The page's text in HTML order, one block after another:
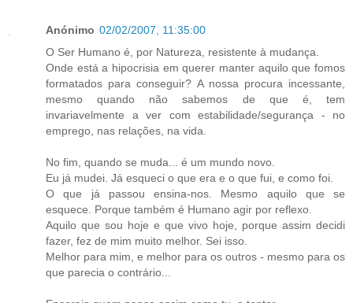
Anónimo 02/02/2007, 11:35:00
O Ser Humano é, por Natureza, resistente à mudança.
Onde está a hipocrisia em querer manter aquilo que fomos
formatados para conseguir? A nossa procura incessante,
mesmo quando não sabemos de que é, tem
invariavelmente a ver com estabilidade/segurança - no
emprego, nas relações, na vida.
No fim, quando se muda... é um mundo novo.
Eu já mudei. Já esqueci o que era e o que fui, e como foi.
O que já passou ensina-nos. Mesmo aquilo que se
esquece. Porque também é Humano agir por reflexo.
Aquilo que sou hoje e que vivo hoje, porque assim decidi
fazer, fez de mim muito melhor. Sei isso.
Melhor para mim, e melhor para os outros - mesmo para os
que parecia o contrário...